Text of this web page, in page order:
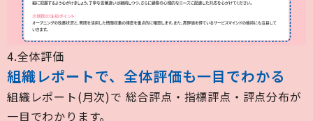
4.全体評価
組織レポートで、全体評価も一目でわかる
組織レポート(月次)で 総合評点・指標評点・評点分布が
一目でわかります。